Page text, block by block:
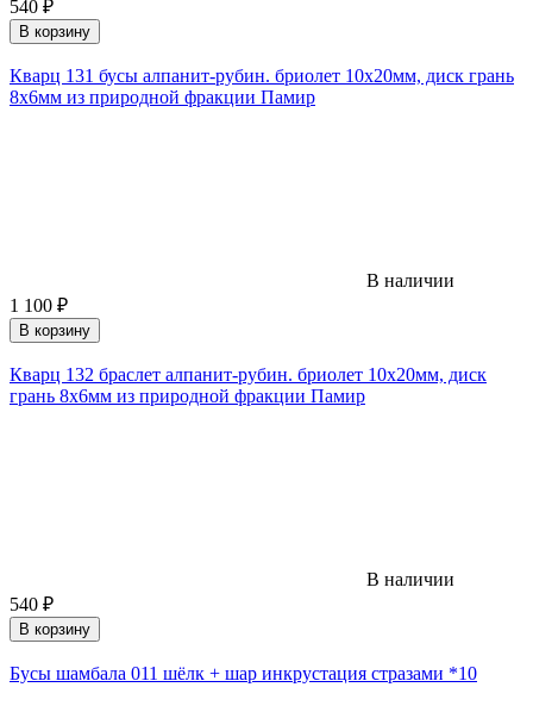
540 ₽
В корзину
Кварц 131 бусы алпанит-рубин. бриолет 10х20мм, диск грань
8х6мм из природной фракции Памир
В наличии
1 100 ₽
В корзину
Кварц 132 браслет алпанит-рубин. бриолет 10х20мм, диск
грань 8х6мм из природной фракции Памир
В наличии
540 ₽
В корзину
Бусы шамбала 011 шёлк + шар инкрустация стразами *10